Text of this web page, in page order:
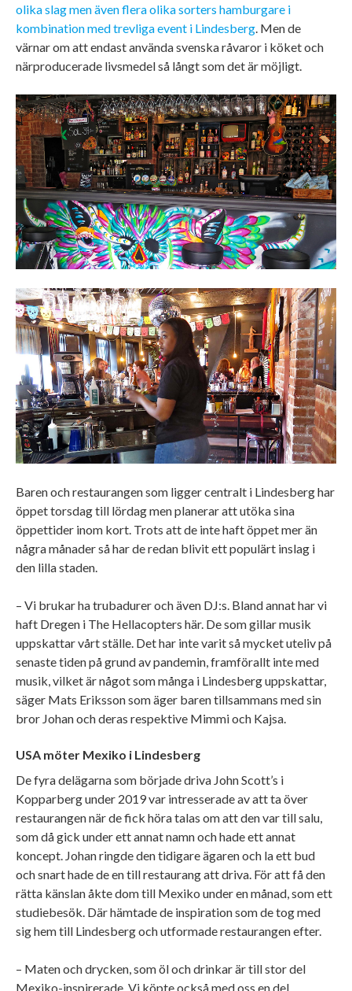
olika slag men även flera olika sorters hamburgare i
kombination med trevliga event i Lindesberg . Men de
värnar om att endast använda svenska råvaror i köket och
närproducerade livsmedel så långt som det är möjligt.
Baren och restaurangen som ligger centralt i Lindesberg har
öppet torsdag till lördag men planerar att utöka sina
öppettider inom kort. Trots att de inte haft öppet mer än
några månader så har de redan blivit ett populärt inslag i
den lilla staden.
– Vi brukar ha trubadurer och även DJ:s. Bland annat har vi
haft Dregen i The Hellacopters här. De som gillar musik
uppskattar vårt ställe. Det har inte varit så mycket uteliv på
senaste tiden på grund av pandemin, framförallt inte med
musik, vilket är något som många i Lindesberg uppskattar,
säger Mats Eriksson som äger baren tillsammans med sin
bror Johan och deras respektive Mimmi och Kajsa.
USA möter Mexiko i Lindesberg
De fyra delägarna som började driva John Scott’s i
Kopparberg under 2019 var intresserade av att ta över
restaurangen när de fick höra talas om att den var till salu,
som då gick under ett annat namn och hade ett annat
koncept. Johan ringde den tidigare ägaren och la ett bud
och snart hade de en till restaurang att driva. För att få den
rätta känslan åkte dom till Mexiko under en månad, som ett
studiebesök. Där hämtade de inspiration som de tog med
sig hem till Lindesberg och utformade restaurangen efter.
– Maten och drycken, som öl och drinkar är till stor del
Mexiko-inspirerade. Vi köpte också med oss en del